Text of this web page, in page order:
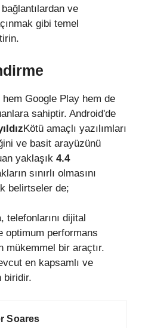
ve
gibi temel
Google Play hem de
sahiptir. Android'de
Kötü amaçlı yazılımları
ve basit arayüzünü
yaklaşık 4.4
sınırlı olmasını
belirtseler de;
telefonlarını dijital
optimum performans
mükemmel bir araçtır.
en kapsamlı ve
biridir.
Soares